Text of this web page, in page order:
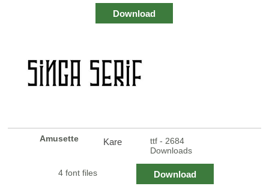
Download
Amusette Kare
ttf - 2684
Downloads
4 font files Download